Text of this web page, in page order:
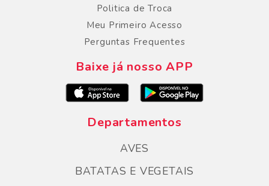
Politica de Troca
Meu Primeiro Acesso
Perguntas Frequentes
Baixe já nosso APP
Departamentos
AVES
BATATAS E VEGETAIS